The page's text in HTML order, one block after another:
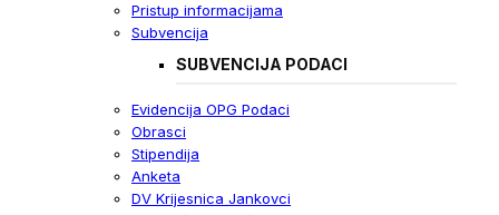
Pristup informacijama
Subvencija
SUBVENCIJA PODACI
Evidencija OPG Podaci
Obrasci
Stipendija
Anketa
DV Krijesnica Jankovci